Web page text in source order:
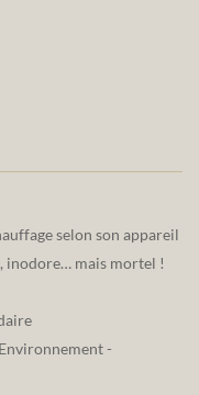
selon son appareil
inodore… mais mortel !
-